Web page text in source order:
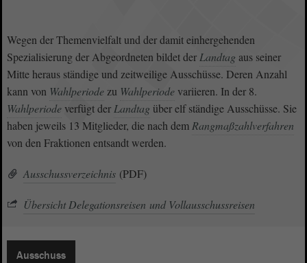
Wegen der Themenvielfalt und der damit einhergehenden
Spezialisierung der Abgeordneten bildet der Landtag aus seiner
Mitte heraus ständige und zeitweilige Ausschüsse. Deren Anzahl
kann von Wahlperiode zu Wahlperiode variieren. In der 8.
Wahlperiodeverfügt der Landtag über elf ständige Ausschüsse. Sie
haben jeweils 13 Mitglieder, die nach dem Rangmaßzahlverfahren
von den Fraktionen entsandt werden.
Ausschussverzeichnis (PDF)
Übersicht Delegationsreisen und Vollausschussreisen
Ausschuss